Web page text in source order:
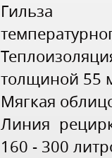
Гильза
толщиной 55
Мягкая
Линия
160 - 300